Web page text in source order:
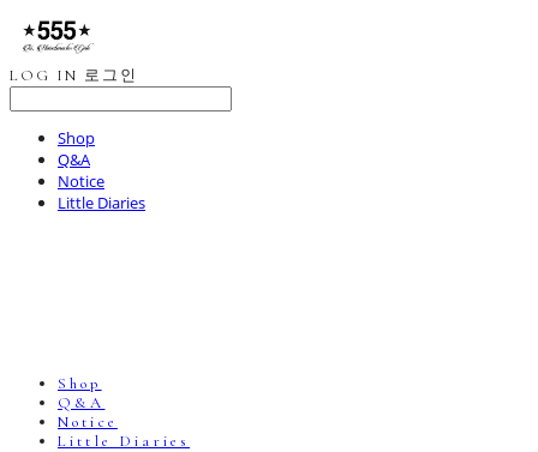
LOG IN 로그인
Shop
Q&A
Notice
Little Diaries
Shop
Q&A
Notice
Little Diaries